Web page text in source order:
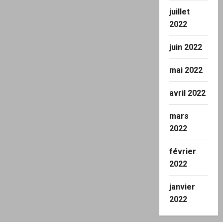
juillet
2022
juin 2022
mai 2022
avril 2022
mars
2022
février
2022
janvier
2022